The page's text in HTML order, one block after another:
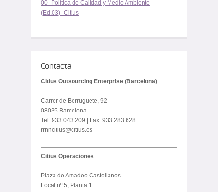
00_Política de Calidad y Medio Ambiente
(Ed.03)_Citius
Contacta
Citius Outsourcing Enterprise (Barcelona)
Carrer de Berruguete, 92
08035 Barcelona
Tel: 933 043 209 | Fax: 933 283 628
rrhhcitius@citius.es
Citius Operaciones
Plaza de Amadeo Castellanos
Local nº 5, Planta 1